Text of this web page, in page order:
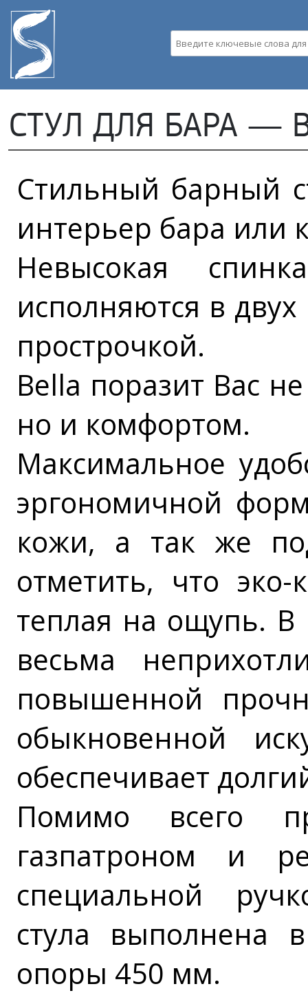
СТУЛ ДЛЯ БАРА —
Стильный барный
интерьер бара или
Невысокая
исполняются в
прострочкой.
Bella поразит Вас
но и комфортом.
Максимальное
эргономичной
кожи, а так же
отметить, что
теплая на ощупь. В
весьма
повышенной
обыкновенной
обеспечивает
Помимо всего
газпатроном и
специальной
стула выполнена
опоры 450 мм.